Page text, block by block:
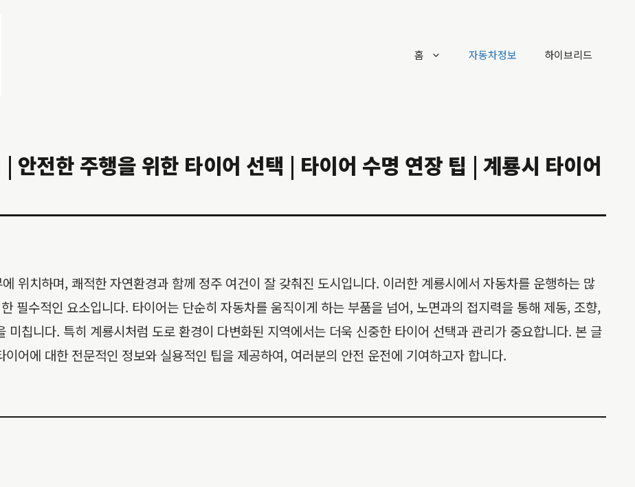
홈 자동차정보 하이브리드
안전한 주행을 위한 타이어 선택 | 타이어 수명 연장 팁 | 계룡시 타이어
위치하며, 쾌적한 자연환경과 함께 정주 여건이 잘 갖춰진 도시입니다. 이러한 계룡시에서 자동차를 운행하는 많
필수적인 요소입니다. 타이어는 단순히 자동차를 움직이게 하는 부품을 넘어, 노면과의 접지력을 통해 제동, 조향,
미칩니다. 특히 계룡시처럼 도로 환경이 다변화된 지역에서는 더욱 신중한 타이어 선택과 관리가 중요합니다. 본 글
어에 대한 전문적인 정보와 실용적인 팁을 제공하여, 여러분의 안전 운전에 기여하고자 합니다.